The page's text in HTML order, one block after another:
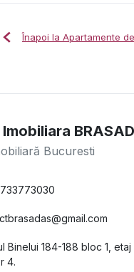
Înapoi la Apartamente
Bucuresti
Binelui 184-188 bloc 1,
4.